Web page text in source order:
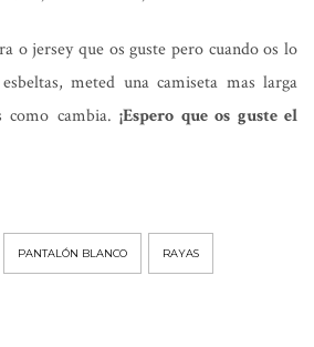
o jersey que os guste pero cuando os lo
meted una camiseta mas larga
como cambia.¡Espero que os guste el
PANTALÓN BLANCO RAYAS